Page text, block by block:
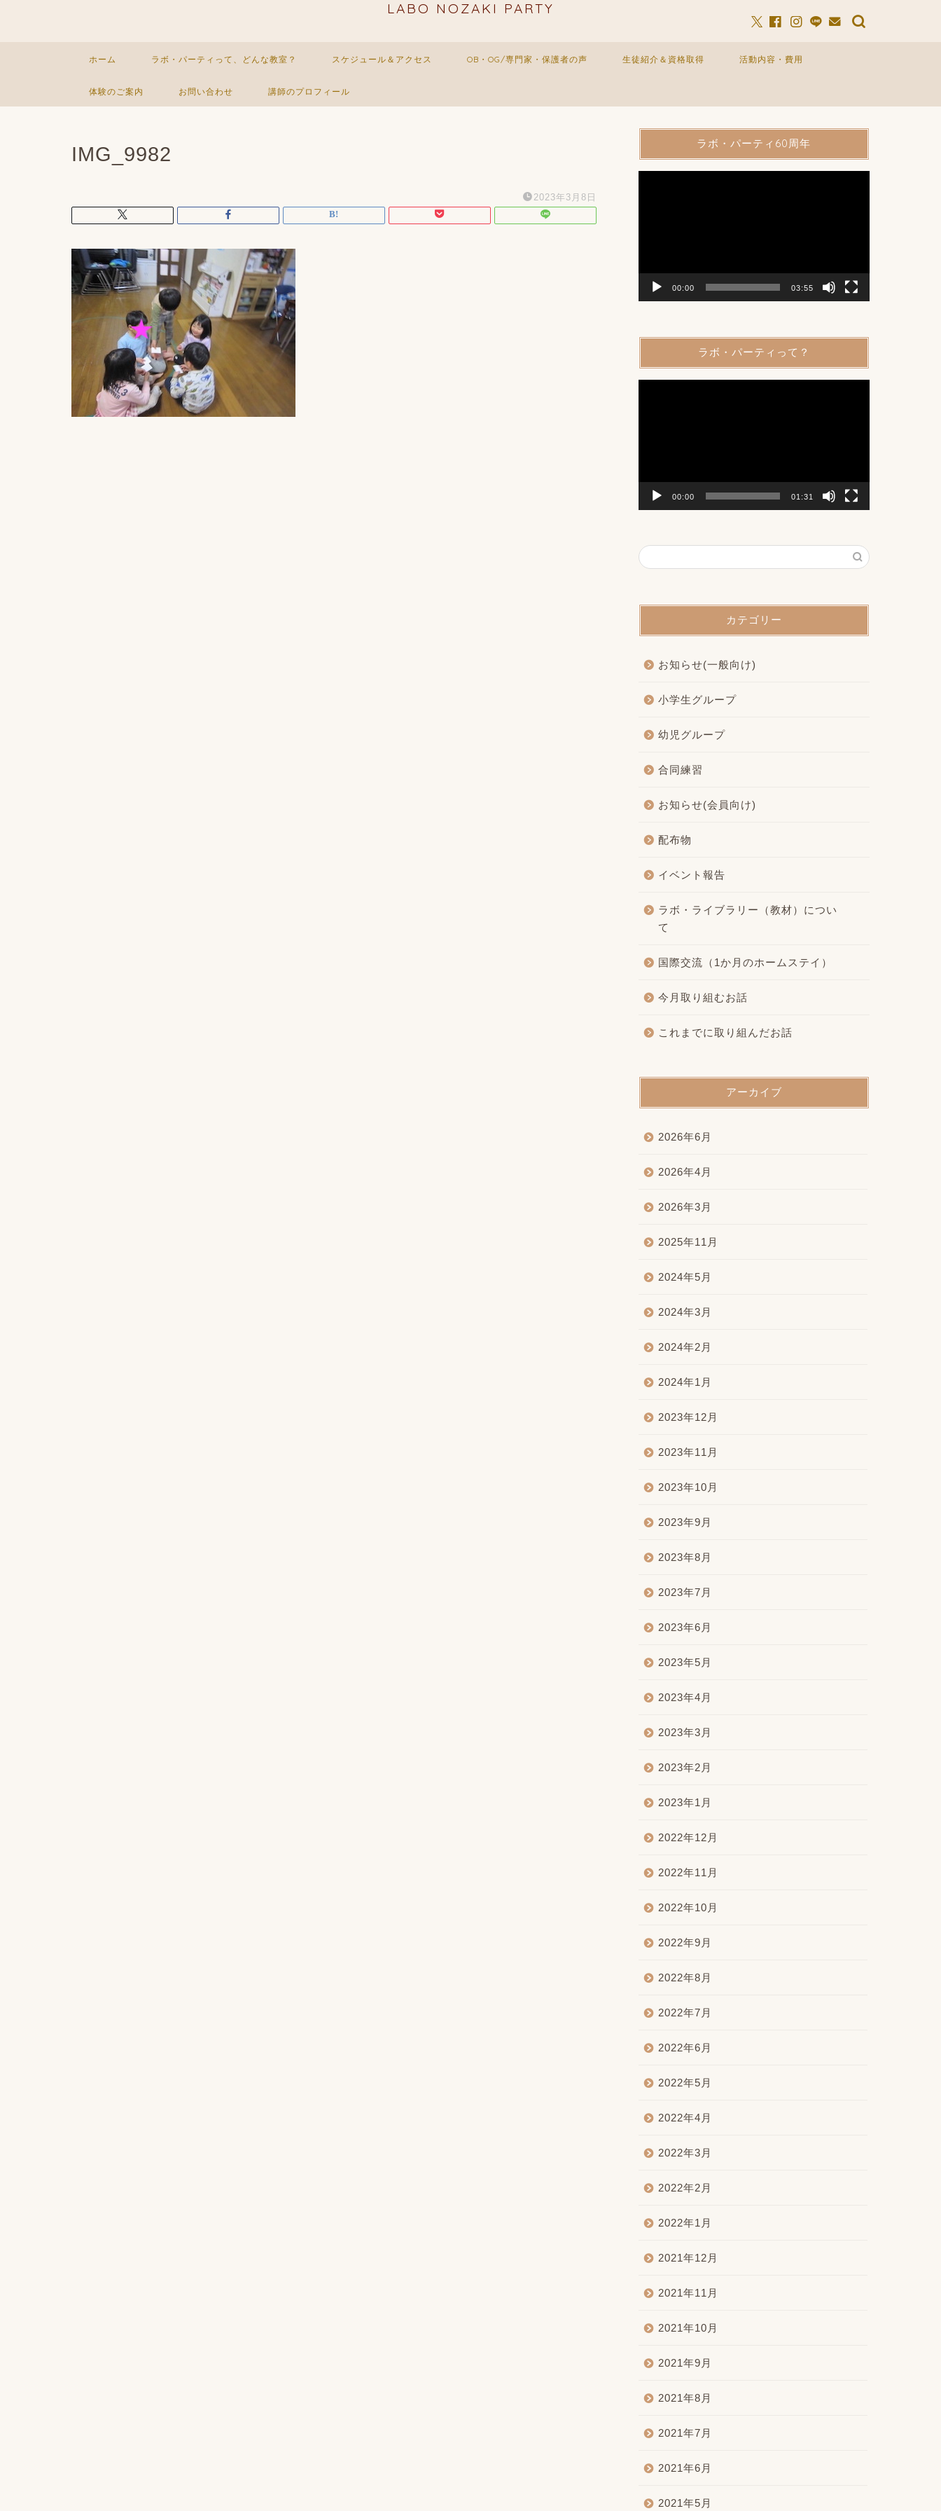
LABO NOZAKI PARTY
ホーム ラボ・パーティって、どんな教室？ スケジュール＆アクセス OB・OG/専門家・保護者の声 生徒紹介＆資格取得 活動内容・費用
体験のご案内 お問い合わせ 講師のプロフィール
IMG_9982
2023年3月8日
ラボ・パーティ60周年
00:00 03:55
ラボ・パーティって？
00:00 01:31
カテゴリー
お知らせ(一般向け)
小学生グループ
幼児グループ
合同練習
お知らせ(会員向け)
配布物
イベント報告
ラボ・ライブラリー（教材）につい
て
国際交流（1か月のホームステイ）
今月取り組むお話
これまでに取り組んだお話
アーカイブ
2026年6月
2026年4月
2026年3月
2025年11月
2024年5月
2024年3月
2024年2月
2024年1月
2023年12月
2023年11月
2023年10月
2023年9月
2023年8月
2023年7月
2023年6月
2023年5月
2023年4月
2023年3月
2023年2月
2023年1月
2022年12月
2022年11月
2022年10月
2022年9月
2022年8月
2022年7月
2022年6月
2022年5月
2022年4月
2022年3月
2022年2月
2022年1月
2021年12月
2021年11月
2021年10月
2021年9月
2021年8月
2021年7月
2021年6月
2021年5月